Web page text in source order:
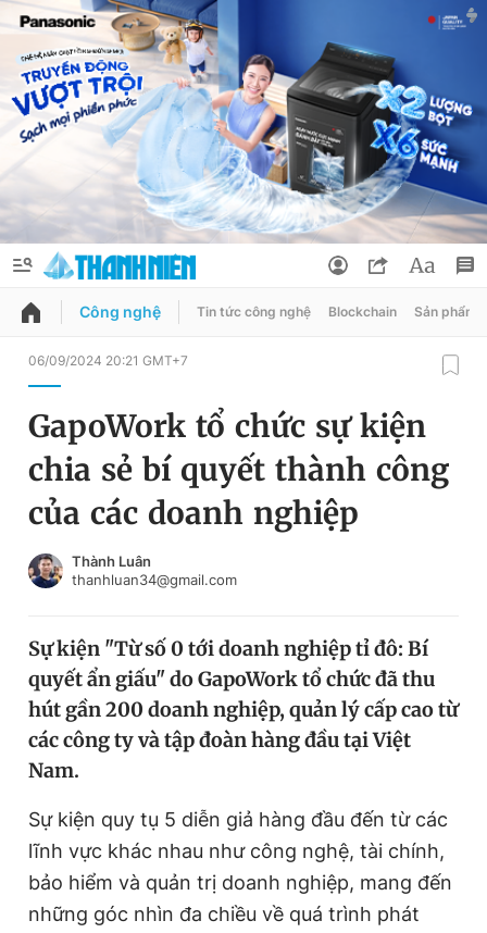
QUẢNG CÁO ĐẶT BÁO
Chuyên mục
Chuyên mục khác
Chào ngày mới
Video Magazine
Sản phẩm khác
Tiện ích Bạn cần biết
Thông tin tòa soạn Liên hệ quảng cáo
Đổi mật khẩu
Tin đã lưu
Công nghệ Tin tức công nghệ Blockchain Sản phẩm
06/09/2024 20:21 GMT+7
GapoWork tổ chức sự kiện
chia sẻ bí quyết thành công
của các doanh nghiệp
Thành Luân
thanhluan34@gmail.com
Sự kiện "Từ số 0 tới doanh nghiệp tỉ đô: Bí
quyết ẩn giấu" do GapoWork tổ chức đã thu
hút gần 200 doanh nghiệp, quản lý cấp cao từ
các công ty và tập đoàn hàng đầu tại Việt
Nam.
Sự kiện quy tụ 5 diễn giả hàng đầu đến từ các
lĩnh vực khác nhau như công nghệ, tài chính,
bảo hiểm và quản trị doanh nghiệp, mang đến
những góc nhìn đa chiều về quá trình phát